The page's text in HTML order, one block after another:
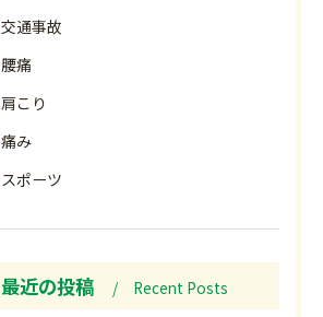
交通事故
腰痛
肩こり
痛み
スポーツ
最近の投稿 Recent Posts